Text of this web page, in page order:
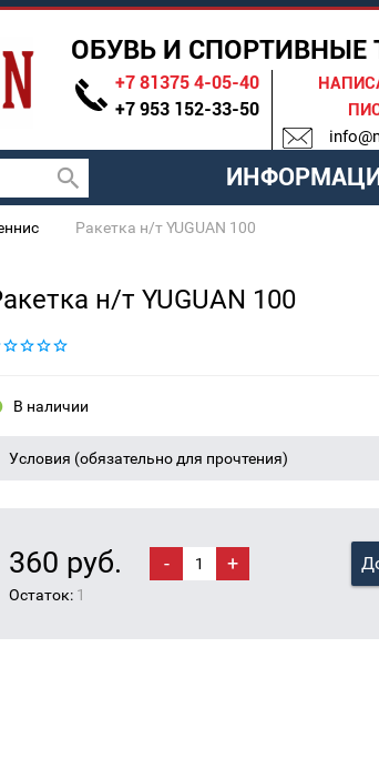
ОБУВЬ И СПОРТИВНЫЕ
+7 81375 4-05-40
+7 953 152-33-50
Ракетка н/т YUGUAN 100
н/т YUGUAN 100
В наличии
Условия (обязательно для прочтения)
360 руб.
Остаток: 1
- +